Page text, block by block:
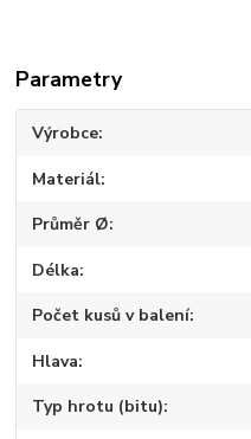
Parametry
Výrobce
Materiál
Průměr Ø
Délka
Počet kusů v balení
Hlava
Typ hrotu (bitu)